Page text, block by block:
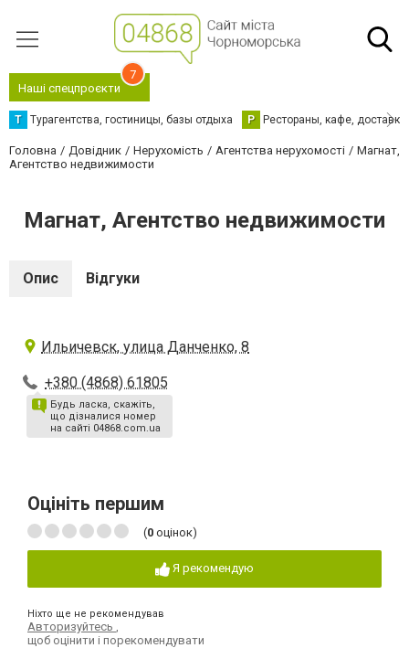
Наші спецпроєкти
7
Т Турагентства, гостиницы, базы отдыха Р Рестораны, кафе,
Головна Довідник Нерухомість Агентства нерухомості
Магнат,
Агентство недвижимости
Магнат, Агентство недвижимости
Опис Відгуки
Ильичевск, улица Данченко, 8
+380 (4868) 61805
Будь ласка, скажіть,
що дізналися номер
на сайті 04868.com.ua
Оцініть першим
(0 оцінок)
Я рекомендую
Ніхто ще не рекомендував
Авторизуйтесь
щоб оцінити і порекомендувати